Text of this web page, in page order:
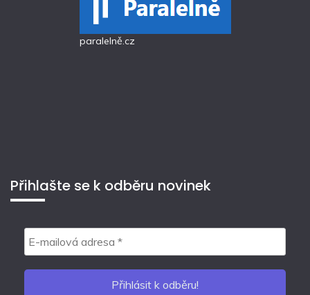
paralelně.cz
Přihlašte se k odběru novinek